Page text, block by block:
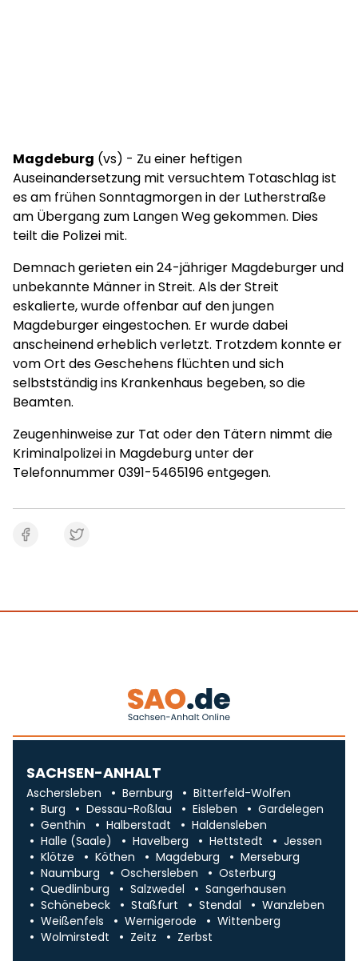
Magdeburg (vs) - Zu einer heftigen
Auseinandersetzung mit versuchtem Totaschlag ist
es am frühen Sonntagmorgen in der Lutherstraße
am Übergang zum Langen Weg gekommen. Dies
teilt die Polizei mit.
Demnach gerieten ein 24-jähriger Magdeburger und
unbekannte Männer in Streit. Als der Streit
eskalierte, wurde offenbar auf den jungen
Magdeburger eingestochen. Er wurde dabei
anscheinend erheblich verletzt. Trotzdem konnte er
vom Ort des Geschehens flüchten und sich
selbstständig ins Krankenhaus begeben, so die
Beamten.
Zeugenhinweise zur Tat oder den Tätern nimmt die
Kriminalpolizei in Magdeburg unter der
Telefonnummer 0391-5465196 entgegen.
SACHSEN-ANHALT
Aschersleben Bernburg
Bitterfeld-Wolfen
Burg
Dessau-Roßlau Eisleben
Gardelegen
Genthin
Halberstadt
Haldensleben
Halle (Saale)
Havelberg Hettstedt
Jessen
Klötze
Köthen Magdeburg
Merseburg
Naumburg
Oschersleben
Osterburg
Quedlinburg
Salzwedel
Sangerhausen
Schönebeck
Staßfurt Stendal
Wanzleben
Weißenfels
Wernigerode
Wittenberg
Wolmirstedt
Zeitz Zerbst